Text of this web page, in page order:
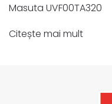
Masuta UVF00TA320
Citește mai mult